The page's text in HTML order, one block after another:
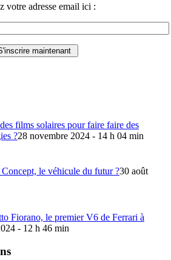
votre adresse email ici :
films solaires pour faire faire des
?28 novembre 2024 - 14 h 04 min
le véhicule du futur ?30 août
Fiorano, le premier V6 de Ferrari à
- 12 h 46 min